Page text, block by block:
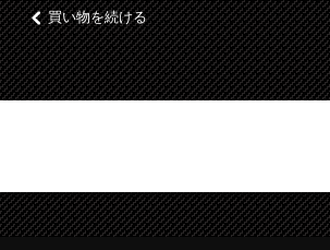
買い物を続ける